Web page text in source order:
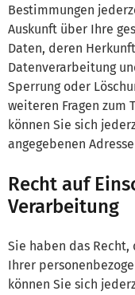
Bestimmungen
Auskunft über Ihre
Daten, deren
Datenverarbeitung
Sperrung oder
weiteren Fragen zum
können Sie sich
angegebenen
Recht auf
Verarbeitung
Sie haben das
Ihrer
können Sie sich